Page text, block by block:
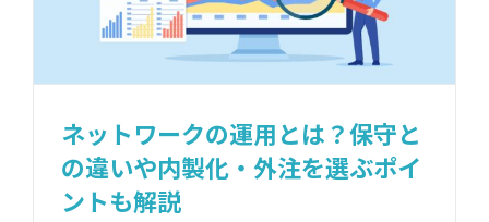
ネットワークの運用とは？保守と
の違いや内製化・外注を選ぶポイ
ントも解説